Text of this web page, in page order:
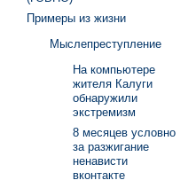
Примеры из жизни
Мыслепреступление
На компьютере
жителя Калуги
обнаружили
экстремизм
8 месяцев условно
за разжигание
ненависти
вконтакте